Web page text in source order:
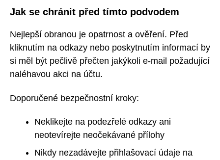
Jak se chránit před tímto podvodem
Nejlepší obranou je opatrnost a ověření. Před
kliknutím na odkazy nebo poskytnutím informací by
si měl být pečlivě přečten jakýkoli e-mail požadující
naléhavou akci na účtu.
Doporučené bezpečnostní kroky:
Neklikejte na podezřelé odkazy ani
neotevírejte neočekávané přílohy
Nikdy nezadávejte přihlašovací údaje na